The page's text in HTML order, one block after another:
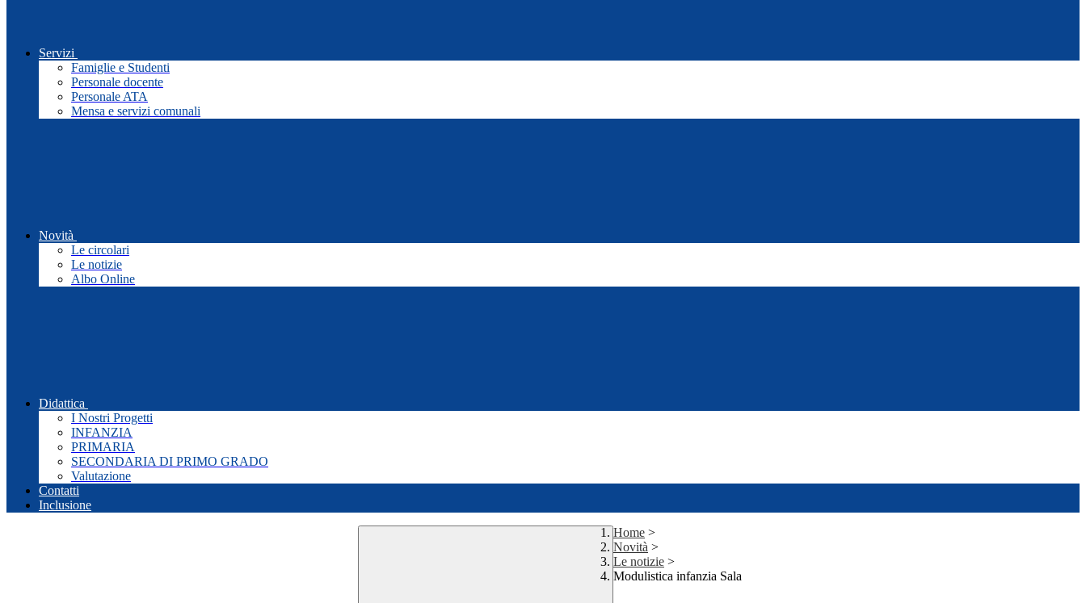
Servizi
Famiglie e Studenti
Personale docente
Personale ATA
Mensa e servizi comunali
Novità
Le circolari
Le notizie
Albo Online
Didattica
I Nostri Progetti
INFANZIA
PRIMARIA
SECONDARIA DI PRIMO GRADO
Valutazione
Contatti
Inclusione
Home >
Novità >
Le notizie >
Modulistica infanzia Sala